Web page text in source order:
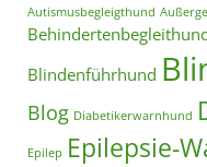
Autismusbegleigthund
Blindenführhund
Blog Diabetikerwarnhund
Epilep Epilepsie-